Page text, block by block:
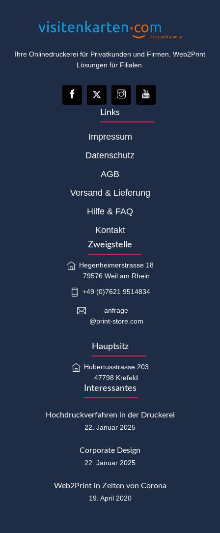
Ihre Onlinedruckerei für Privatkunden und Firmen. Web2Print
Lösungen für Filialen.
Links
Impressum
Datenschutz
AGB
Versand & Lieferung
Hilfe & FAQ
Kontakt
Zweigstelle
Hegenheimerstrasse 18
79576 Weil am Rhein
+49 (0)7621 9514834
anfrage
@print-store.com
Hauptsitz
Hubertusstrasse 203
47798 Krefeld
Interessantes
Hochdruckverfahren in der Druckerei
22. Januar 2025
Corporate Design
22. Januar 2025
Web2Print in Zeiten von Corona
19. April 2020